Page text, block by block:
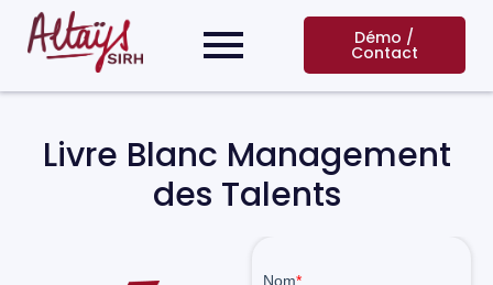
Démo /
Contact
Livre Blanc Management
des Talents